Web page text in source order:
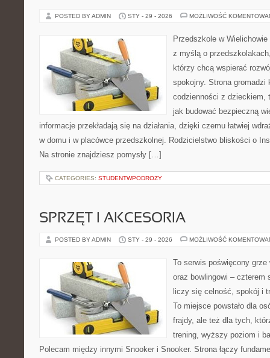
POSTED BY ADMIN STY - 29 - 2026 MOŻLIWOŚĆ
Przedszkole w
z myślą o
którzy chcą wspierać
spokojny. Strona gromadzi
codzienności z dzieckiem,
jak budować bezpieczną
informacje przekładają się na działania, dzięki czemu łatwiej
w domu i w placówce przedszkolnej. Rodzicielstwo bliskości o
Na stronie znajdziesz pomysły […]
CATEGORIES: STUDENTWPODROZY
SPRZĘT I AKCESORIA
POSTED BY ADMIN STY - 29 - 2026 MOŻLIWOŚĆ
To serwis poświęcony
oraz bowlingowi – czterem
liczy się celność, spokój i
To miejsce powstało dla
frajdy, ale też dla tych,
trening, wyższy poziom i
Polecam między innymi Snooker i Snooker. Strona łączy